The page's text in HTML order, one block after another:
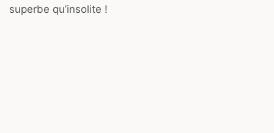
superbe qu’insolite !